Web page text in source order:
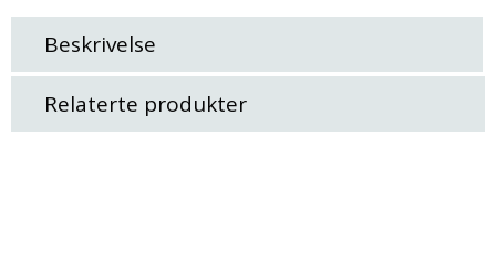
Beskrivelse
Relaterte produkter